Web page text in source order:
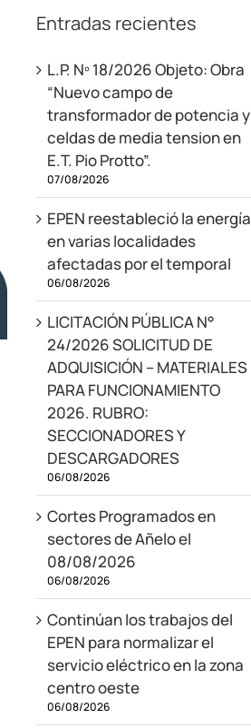
Entradas recientes
L.P. Nº 18/2026 Objeto: Obra
“Nuevo campo de
transformador de potencia y
celdas de media tension en
E.T. Pio Protto”.
07/08/2026
EPEN reestableció la energía
en varias localidades
afectadas por el temporal
06/08/2026
LICITACIÓN PÚBLICA N°
24/2026 SOLICITUD DE
ADQUISICIÓN – MATERIALES
PARA FUNCIONAMIENTO
2026. RUBRO:
SECCIONADORES Y
DESCARGADORES
06/08/2026
Cortes Programados en
sectores de Añelo el
08/08/2026
06/08/2026
Continúan los trabajos del
EPEN para normalizar el
servicio eléctrico en la zona
centro oeste
06/08/2026